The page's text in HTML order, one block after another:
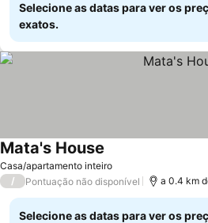
Selecione as datas para ver os
exatos.
Casa/apartamento inteiro
Mata's House
/ Pontuação não disponível a 0.4 km
Selecione as datas para ver os